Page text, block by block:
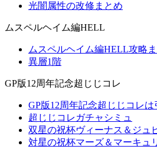
光闇属性の改修まとめ
ムスペルヘイム編HELL
ムスペルヘイム編HELL攻略
異層1階
GP版12周年記念超じじコレ
GP版12周年記念超じじコレは
超じじコレガチャシミュ
双星の祝杯ヴィーナス＆ジュ
対星の祝杯マーズ＆マーキュ